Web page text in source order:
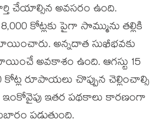
చేయాల్సిన అవసరం ఉంది.
కోట్లకు పైగా సొమ్మును తల్లికి
అన్నదాత సుఖీభవకు
అవకాశం ఉంది. ఆగస్టు 15
కోట్ల రూపాయలు చొప్పున చెల్లించాల్సి
ఇంకోవైపు ఇతర పథకాలు కారణంగా
పడుతుంది.